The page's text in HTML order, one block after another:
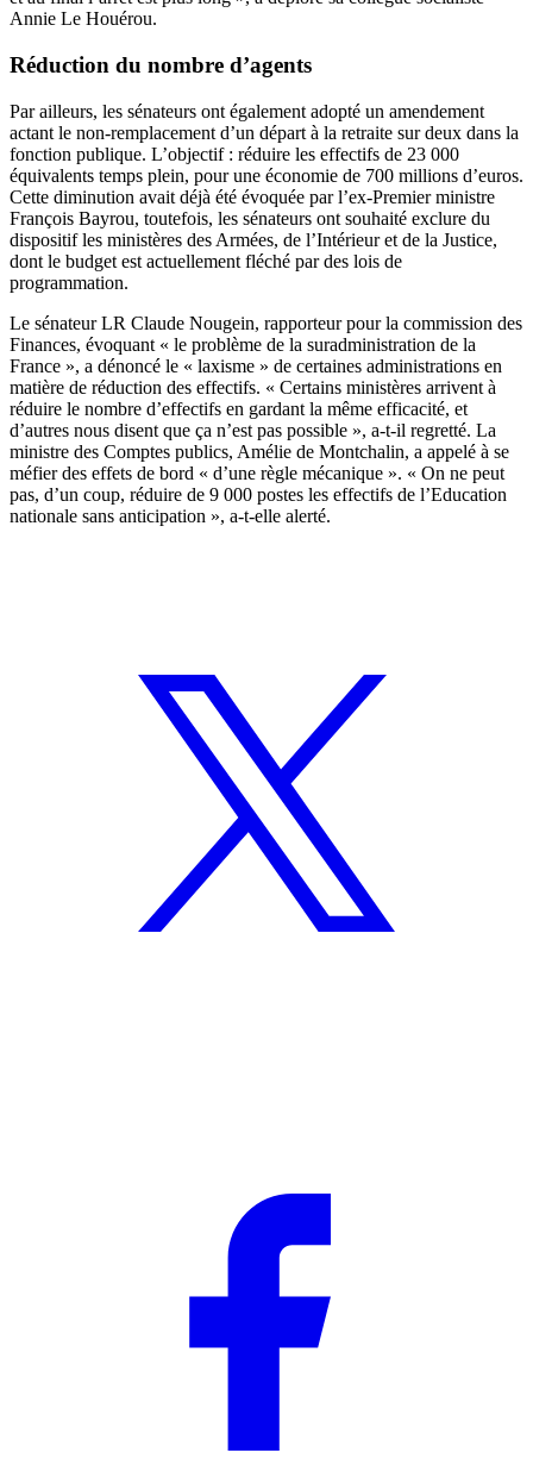
Annie Le Houérou.
Réduction du nombre d’agents
Par ailleurs, les sénateurs ont également adopté un amendement
actant le non-remplacement d’un départ à la retraite sur deux dans la
fonction publique. L’objectif : réduire les effectifs de 23 000
équivalents temps plein, pour une économie de 700 millions d’euros.
Cette diminution avait déjà été évoquée par l’ex-Premier ministre
François Bayrou, toutefois, les sénateurs ont souhaité exclure du
dispositif les ministères des Armées, de l’Intérieur et de la Justice,
dont le budget est actuellement fléché par des lois de
programmation.
Le sénateur LR Claude Nougein, rapporteur pour la commission des
Finances, évoquant « le problème de la suradministration de la
France », a dénoncé le « laxisme » de certaines administrations en
matière de réduction des effectifs. « Certains ministères arrivent à
réduire le nombre d’effectifs en gardant la même efficacité, et
d’autres nous disent que ça n’est pas possible », a-t-il regretté. La
ministre des Comptes publics, Amélie de Montchalin, a appelé à se
méfier des effets de bord « d’une règle mécanique ». « On ne peut
pas, d’un coup, réduire de 9 000 postes les effectifs de l’Education
nationale sans anticipation », a-t-elle alerté.